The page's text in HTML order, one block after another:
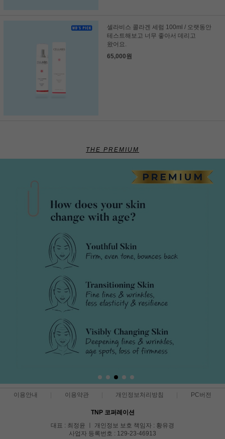
셀라비스 콜라겐 세럼 100ml / 오랫동안
테스트해보고 너무 좋아서 데리고
왔어요.
65,000원
THE PREMIUM
이용안내 이용약관 개인정보처리방침 PC버전
TNP 코퍼레이션
대표 : 최정윤 ㅣ 개인정보 보호 책임자 : 황유경
사업자 등록번호 : 129-23-46913